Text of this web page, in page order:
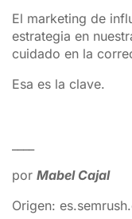
El marketing de
estrategia en
cuidado en la
Esa es la clave.
por Mabel Cajal
Origen: